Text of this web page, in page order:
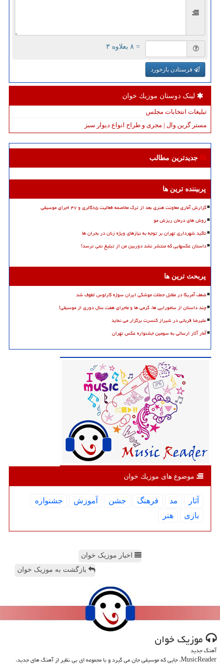
= ۸ بعلاوه ۳
فرستادن بازخورد
لینک دوستان موزیك خوان
تبلیغات انتخابات مجلس
مستر گرین وال | مجری و طراح انواع دیوار سبز
جدیدترین مطالب
پربیننده ترین ها
گزارش آماری معاونت هنری بعد از ترک مخاصمه فعالیت ۸۵گالری و ۴۷ اجرای موسیقی
روش های درمان ریزش مو
تاکید شهرداری تهران بر توجه به نیازهای ویژه زنان در بحران ها
داستان عکسهایی که منتشر نشد دوربین من از تبلیغ نمی ترسد!
پربحث ترین ها
ضعف آمریکا در مقابل حملات موشکی ایران سوژه کارلوس لطوف شد
چند داستان از سامورایی ها، گرمی ها و ماجرای هفت سال دوری از موسیقی!
علیرضا قربانی در شیراز کنسرت برگزار می نماید
آمار آثار ارسالی به سومین جشنواره عکس تهران
موضوع های موزیك خوان
آثار مد فرهنگ جشن آموزش
جشنواره
بازی
هنر
اخبار موزیک خوان
بازگشت به موزیک خوان
موزیك خوان
آهنگ جدید
MusicReader، جایی که موسیقی جان می گیرد و با مجموعه ای بی نظیر از آهنگ های جدید،